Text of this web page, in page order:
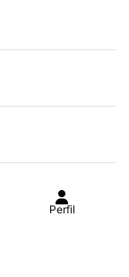
Perfil